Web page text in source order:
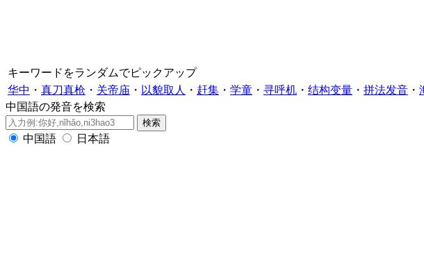
キーワードをランダムでピックアップ
华中 ・ 真刀真枪 ・ 关帝庙 ・ 以貌取人 ・ 赶集 ・ 学童 ・ 寻呼机 ・ 结构变量 ・ 拼法发音 ・
中国語の発音を検索
中国語 日本語